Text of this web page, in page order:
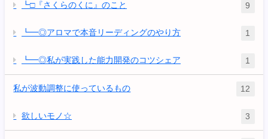
┗□『さくらのくに』のこと 9
┗━◎アロマで本音リーディングのやり方 1
┗━◎私が実践した能力開発のコツシェア 1
私が波動調整に使っているもの 12
欲しいモノ☆ 3